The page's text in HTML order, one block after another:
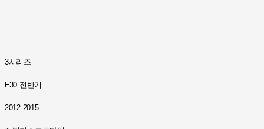
3시리즈
F30 전반기
2012-2015